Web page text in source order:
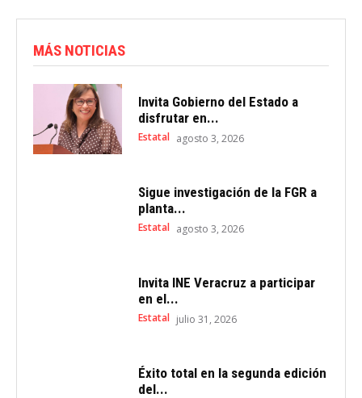
MÁS NOTICIAS
Invita Gobierno del Estado a
disfrutar en...
Estatal agosto 3, 2026
Sigue investigación de la FGR a
planta...
Estatal agosto 3, 2026
Invita INE Veracruz a participar
en el...
Estatal julio 31, 2026
Éxito total en la segunda edición
del...